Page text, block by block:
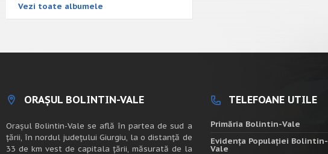
Vezi toate albumele
ORAȘUL BOLINTIN-VALE
Oraşul Bolintin-Vale se află în partea de sud a
ţării, în nordul judeţului Giurgiu, la o distanţă de
33 de km vest de capitala țării, măsurată de la
TELEFOANE UTILE
Primăria Bolintin-Vale
Evidența Populației Bolintin-
Vale